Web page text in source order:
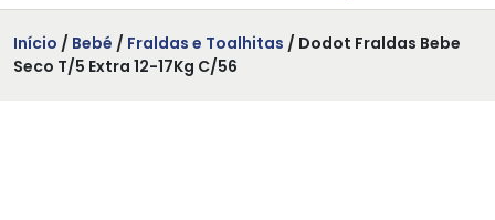
Início / Bebé / Fraldas e Toalhitas / Dodot Fraldas Bebe
Seco T/5 Extra 12-17Kg C/56